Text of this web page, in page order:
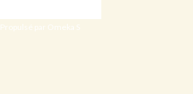
Propulsé par Omeka S